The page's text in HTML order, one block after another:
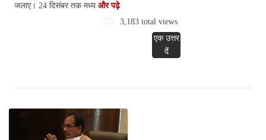
जलाए। 24 दिसंबर तक मध्य और पढ़े
3,183 total views
एक उत्तर
दें